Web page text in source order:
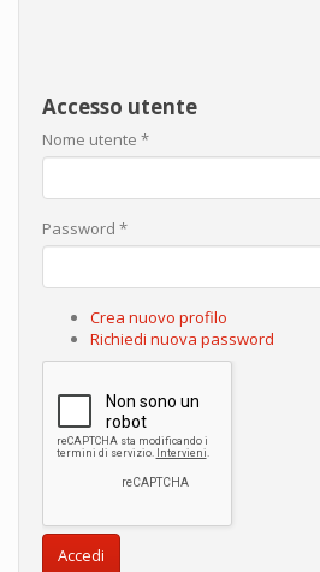
Accesso utente
Nome utente *
Password *
Crea nuovo profilo
Richiedi nuova password
Accedi